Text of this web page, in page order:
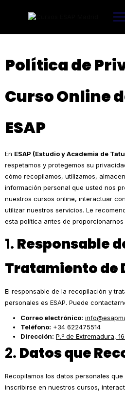
contenido
Política de
Curso Online
ESAP
En ESAP (Estudio y Academia de
respetamos y protegemos su
cómo recopilamos, utilizamos,
información personal que usted nos
nuestros cursos online, interactuar
utilizar nuestros servicios. Le
esta política antes de
1. Responsable
Tratamiento de
El responsable de la recopilación y
personales es ESAP. Puede
Correo electrónico:
Teléfono: +34 622475514
Dirección: P.º de Extremadura,
2. Datos que
Recopilamos los datos personales
inscribirse en nuestros cursos,